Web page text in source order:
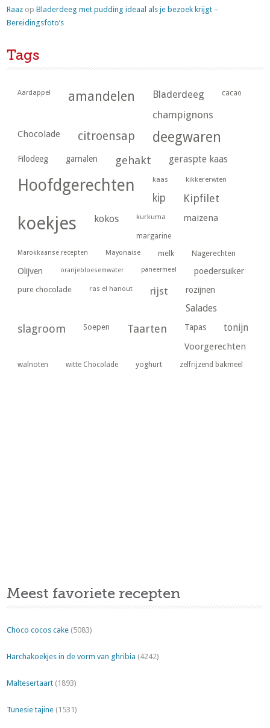
Raaz opBladerdeeg met pudding ideaal als je bezoek krijgt –
Bereidingsfoto’s
Tags
Aardappel amandelen Bladerdeeg cacao
champignons
Chocolade citroensap deegwaren
Filodeeg garnalen gehakt geraspte kaas
Hoofdgerechten kaas kikkererwten
kip Kipfilet
koekjes kokos kurkuma maizena
margarine
Marokkaanse recepten Mayonaise melk Nagerechten
Olijven oranjebloesemwater paneermeel poedersuiker
pure chocolade ras el hanout rijst rozijnen
Salades
slagroom Soepen Taarten Tapas tonijn
Voorgerechten
walnoten witte Chocolade yoghurt zelfrijzend bakmeel
Meest favoriete recepten
Choco cocos cake (5083)
Harchakoekjes in de vorm van ghribia (4242)
Maltesertaart (1893)
Tunesie tajine (1531)